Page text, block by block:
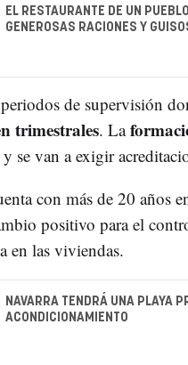
EL RESTAURANTE DE UN
GENEROSAS RACIONES Y
de supervisión
trimestrales. La
se van a exigir
con más de 20 años
positivo para el
en las viviendas.
NAVARRA TENDRÁ UNA PLAYA
ACONDICIONAMIENTO